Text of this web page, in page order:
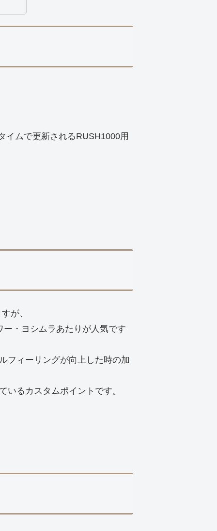
イムで更新されるRUSH1000用
が、
・ヨシムラあたりが人気です
フィーリングが向上した時の加
るカスタムポイントです。